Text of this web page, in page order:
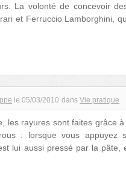
La volonté de concevoir
et Ferruccio Lamborghini,
le 05/03/2010 dans Vie pratique
les rayures sont faites grâce
: lorsque vous appuyez
lui aussi pressé par la